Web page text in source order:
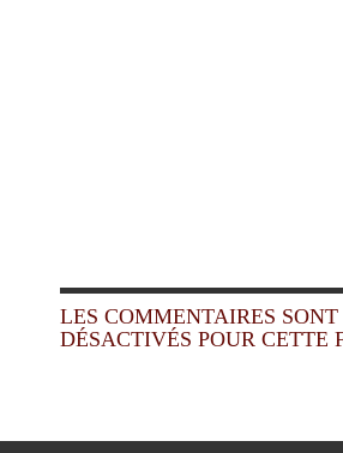
LES COMMENTAIRES SONT
DÉSACTIVÉS POUR CETTE